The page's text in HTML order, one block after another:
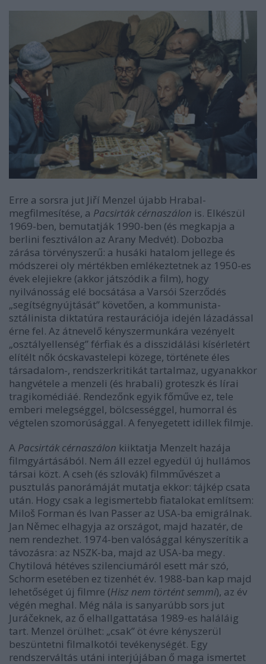
Erre a sorsra jut Jiří Menzel újabb Hrabal-
megfilmesítése, a Pacsirták cérnaszálon is. Elkészül
1969-ben, bemutatják 1990-ben (és megkapja a
berlini fesztiválon az Arany Medvét). Dobozba
zárása törvényszerű: a husáki hatalom jellege és
módszerei oly mértékben emlékeztetnek az 1950-es
évek elejiekre (akkor játszódik a film), hogy
nyilvánosság elé bocsátása a Varsói Szerződés
„segítségnyújtását” követően, a kommunista-
sztálinista diktatúra restaurációja idején lázadással
érne fel. Az átnevelő kényszermunkára vezényelt
„osztályellenség” férfiak és a disszidálási kísérletért
elítélt nők ócskavastelepi közege, története éles
társadalom-, rendszerkritikát tartalmaz, ugyanakkor
hangvétele a menzeli (és hrabali) groteszk és lírai
tragikomédiáé. Rendezőnk egyik főműve ez, tele
emberi melegséggel, bölcsességgel, humorral és
végtelen szomorúsággal. A fenyegetett idillek filmje.
A Pacsirták cérnaszálon kiiktatja Menzelt hazája
filmgyártásából. Nem áll ezzel egyedül új hullámos
társai közt. A cseh (és szlovák) filmművészet a
pusztulás panorámáját mutatja ekkor: tájkép csata
után. Hogy csak a legismertebb fiatalokat említsem:
Miloš Forman és Ivan Passer az USA-ba emigrálnak.
Jan Němec elhagyja az országot, majd hazatér, de
nem rendezhet. 1974-ben valósággal kényszerítik a
távozásra: az NSZK-ba, majd az USA-ba megy.
Chytilová hétéves szilenciumáról esett már szó,
Schorm esetében ez tizenhét év. 1988-ban kap majd
lehetőséget új filmre (Hisz nem történt semmi), az év
végén meghal. Még nála is sanyarúbb sors jut
Juráčeknek, az ő elhallgattatása 1989-es haláláig
tart. Menzel örülhet: „csak” öt évre kényszerül
beszüntetni filmalkotói tevékenységét. Egy
rendszerváltás utáni interjújában ő maga ismertet